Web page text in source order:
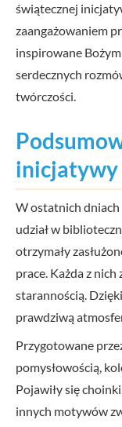
świątecznej
zaangażowaniem
inspirowane
serdecznych
twórczości.
inicjatywy
W ostatnich dniach
udział w
otrzymały
prace. Każda z nich
starannością.
prawdziwą
Przygotowane
pomysłowością,
Pojawiły się
innych motywów